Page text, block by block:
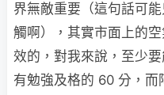
界無敵重要（這句話可
觸啊），其實市面上的
效的，對我來說，至少
有勉強及格的 60 分，而